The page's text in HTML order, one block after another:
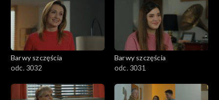
Barwy szczęścia
odc. 3032
Barwy szczęścia
odc. 3031